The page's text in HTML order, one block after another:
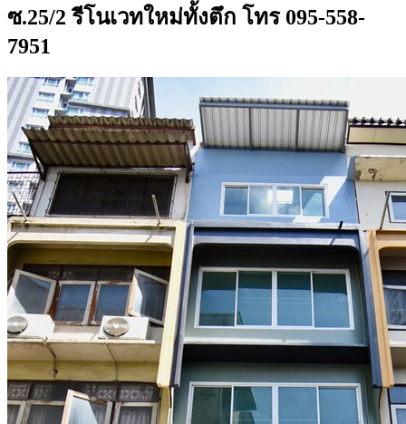
ซ.25/2 รีโนเวทใหม่ทั้งตึก โทร 095-558-
7951